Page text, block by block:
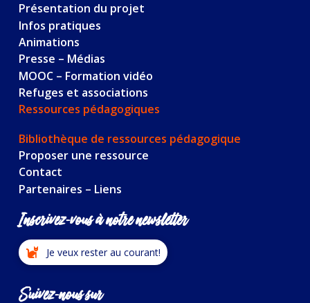
Présentation du projet
Infos pratiques
Animations
Presse – Médias
MOOC – Formation vidéo
Refuges et associations
Ressources pédagogiques
Bibliothèque de ressources pédagogique
Proposer une ressource
Contact
Partenaires – Liens
Inscrivez-vous à notre newsletter
Je veux rester au courant!
Suivez-nous sur